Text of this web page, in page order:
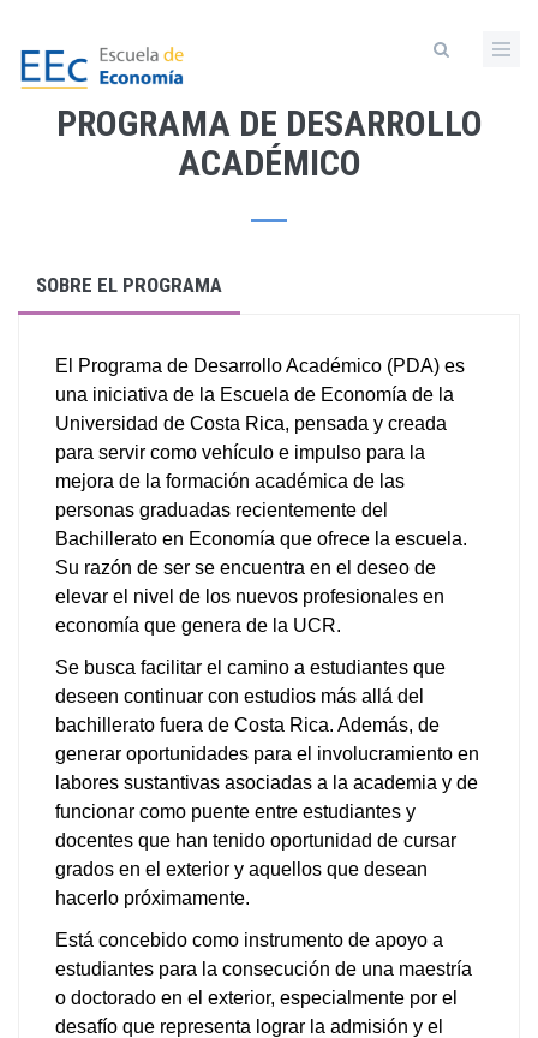
contenido
PROGRAMA DE DESARROLLO
ACADÉMICO
SOBRE EL PROGRAMA
El Programa de Desarrollo Académico (PDA) es
una iniciativa de la Escuela de Economía de la
Universidad de Costa Rica, pensada y creada
para servir como vehículo e impulso para la
mejora de la formación académica de las
personas graduadas recientemente del
Bachillerato en Economía que ofrece la escuela.
Su razón de ser se encuentra en el deseo de
elevar el nivel de los nuevos profesionales en
economía que genera de la UCR.
Se busca facilitar el camino a estudiantes que
deseen continuar con estudios más allá del
bachillerato fuera de Costa Rica. Además, de
generar oportunidades para el involucramiento en
labores sustantivas asociadas a la academia y de
funcionar como puente entre estudiantes y
docentes que han tenido oportunidad de cursar
grados en el exterior y aquellos que desean
hacerlo próximamente.
Está concebido como instrumento de apoyo a
estudiantes para la consecución de una maestría
o doctorado en el exterior, especialmente por el
desafío que representa lograr la admisión y el